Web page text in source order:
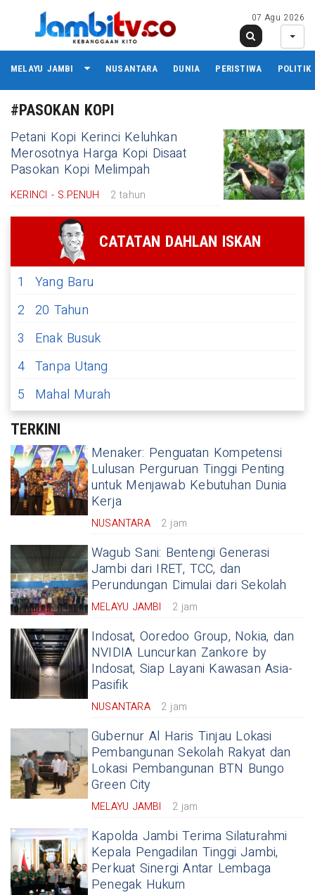
07 Agu 2026
MELAYU JAMBI NUSANTARA DUNIA PERISTIWA POLITIK
#PASOKAN KOPI
Petani Kopi Kerinci Keluhkan
Merosotnya Harga Kopi Disaat
Pasokan Kopi Melimpah
KERINCI - S.PENUH 2 tahun
CATATAN DAHLAN ISKAN
1
Yang Baru
2 20 Tahun
3
Enak Busuk
4 Tanpa Utang
5
Mahal Murah
TERKINI
Menaker: Penguatan Kompetensi
Lulusan Perguruan Tinggi Penting
untuk Menjawab Kebutuhan Dunia
Kerja
NUSANTARA 2 jam
Wagub Sani: Bentengi Generasi
Jambi dari IRET, TCC, dan
Perundungan Dimulai dari Sekolah
MELAYU JAMBI 2 jam
Indosat, Ooredoo Group, Nokia, dan
NVIDIA Luncurkan Zankore by
Indosat, Siap Layani Kawasan Asia-
Pasifik
NUSANTARA 2 jam
Gubernur Al Haris Tinjau Lokasi
Pembangunan Sekolah Rakyat dan
Lokasi Pembangunan BTN Bungo
Green City
MELAYU JAMBI 2 jam
Kapolda Jambi Terima Silaturahmi
Kepala Pengadilan Tinggi Jambi,
Perkuat Sinergi Antar Lembaga
Penegak Hukum